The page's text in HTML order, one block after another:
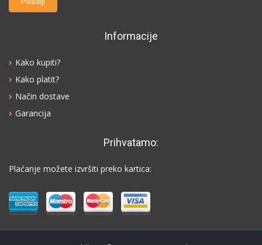
Informacije
Kako kupiti?
Kako platit?
Način dostave
Garancija
Prihvatamo:
Plaćanje možete izvršiti preko kartica: